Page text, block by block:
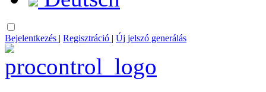
Bejelentkezés | Regisztráció | Új jelszó generálás